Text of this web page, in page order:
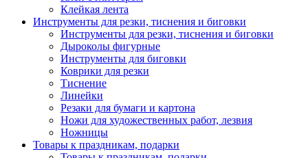
Клейкая лента
Инструменты для резки, тиснения и биговки
Инструменты для резки, тиснения и биговки
Дыроколы фигурные
Инструменты для биговки
Коврики для резки
Тиснение
Линейки
Резаки для бумаги и картона
Ножи для художественных работ, лезвия
Ножницы
Товары к праздникам, подарки